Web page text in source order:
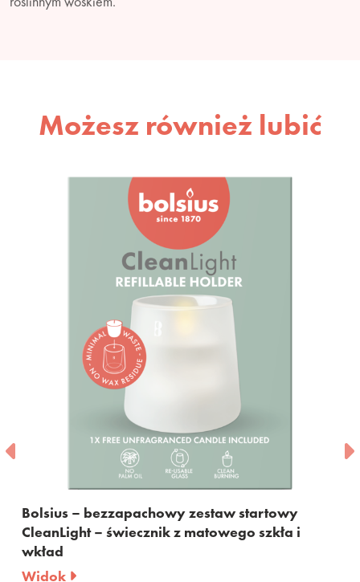
Możesz również lubić
Bolsius – bezzapachowy zestaw startowy
CleanLight – świecznik z matowego szkła i
wkład
Widok